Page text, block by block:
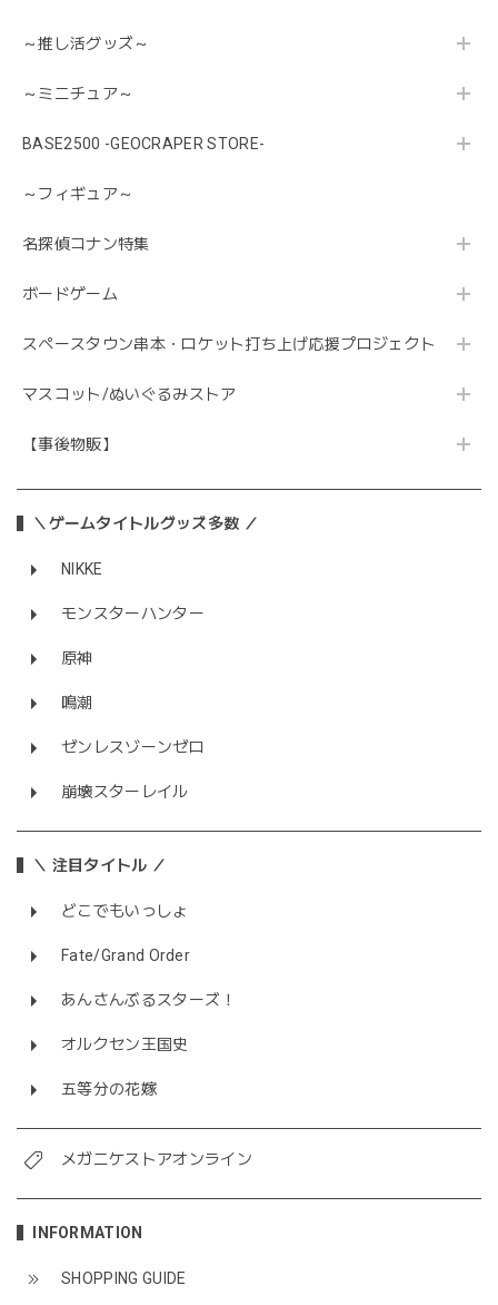
～推し活グッズ～
～ミニチュア～
BASE2500 -GEOCRAPER STORE-
～フィギュア～
名探偵コナン特集
ボードゲーム
スペースタウン串本・ロケット打ち上げ応援プロジェクト
マスコット/ぬいぐるみストア
【事後物販】
＼ゲームタイトルグッズ多数 ／
NIKKE
モンスターハンター
原神
鳴潮
ゼンレスゾーンゼロ
崩壊スターレイル
＼ 注目タイトル ／
どこでもいっしょ
Fate/Grand Order
あんさんぶるスターズ！
オルクセン王国史
五等分の花嫁
メガニケストアオンライン
INFORMATION
SHOPPING GUIDE